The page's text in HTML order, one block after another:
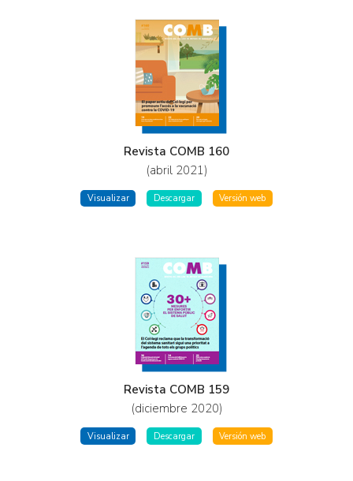
Revista COMB 160
(abril 2021)
Visualizar Descargar Versión web
Revista COMB 159
(diciembre 2020)
Visualizar Descargar Versión web